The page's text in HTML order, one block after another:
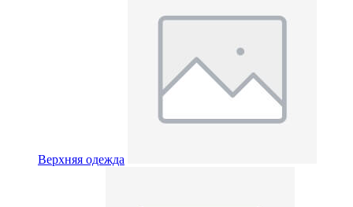
Верхняя одежда